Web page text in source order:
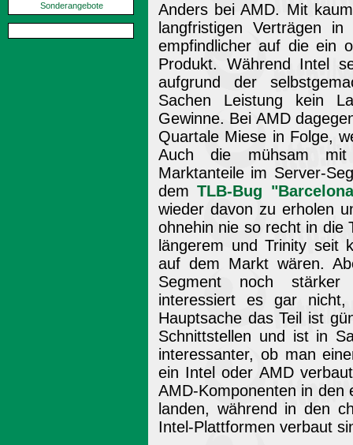
Sonderangebote
Anders bei AMD. Mit
langfristigen Verträgen
empfindlicher auf die ein
Produkt. Während Intel
aufgrund der
Sachen Leistung kein
Gewinne. Bei AMD
Quartale Miese in Folge,
Auch die mühsam mit
Marktanteile im Server-
demTLB-Bug
wieder davon zu erholen
ohnehin nie so recht in die
längerem und Trinity seit
auf dem Markt wären.
Segment noch stärker
interessiert es gar
Hauptsache das Teil ist
Schnittstellen und ist in
interessanter, ob man
ein Intel oder AMD
AMD-Komponenten in den
landen, während in den
Intel-Plattformen verbaut